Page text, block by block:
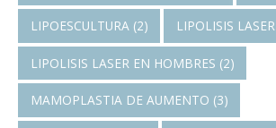
LIPOESCULTURA(2) LIPOLISIS LASER
LIPOLISIS LASER EN HOMBRES (2)
MAMOPLASTIA DE AUMENTO (3)